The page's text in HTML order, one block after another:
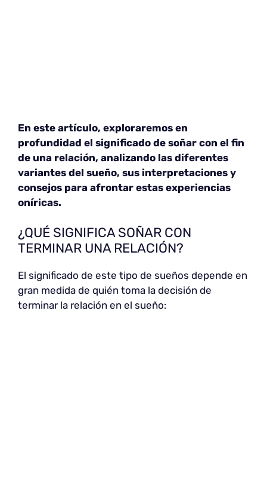
En este artículo, exploraremos en
profundidad el significado de soñar con el fin
de una relación, analizando las diferentes
variantes del sueño, sus interpretaciones y
consejos para afrontar estas experiencias
oníricas.
¿QUÉ SIGNIFICA SOÑAR CON
TERMINAR UNA RELACIÓN?
El significado de este tipo de sueños depende en
gran medida de quién toma la decisión de
terminar la relación en el sueño: